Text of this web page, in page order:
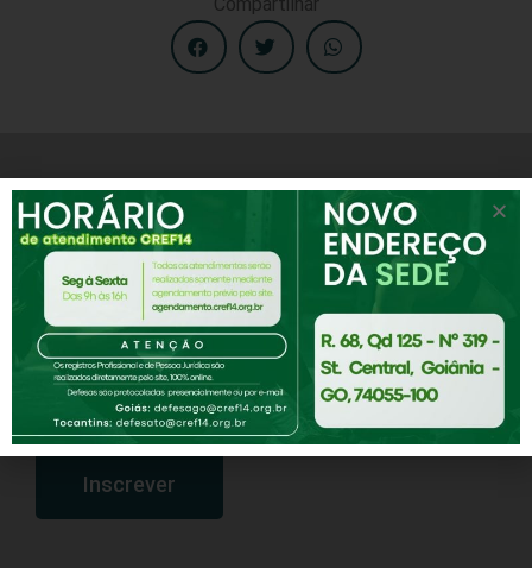
Receba notícias e novidades do CREF-14
Assine nossa Newsletter
Inscrever